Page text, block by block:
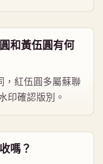
和黃伍圓有何
，紅伍圓多屬蘇聯
印確認版別。
嗎？